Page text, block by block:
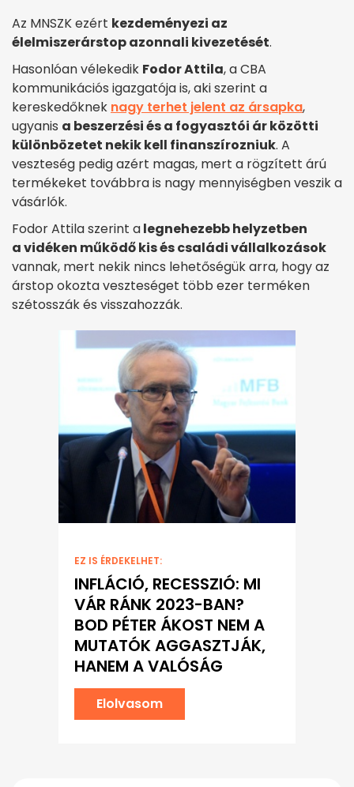
Az MNSZK ezért kezdeményezi az
élelmiszerárstop azonnali kivezetését.
Hasonlóan vélekedik Fodor Attila, a CBA
kommunikációs igazgatója is, aki szerint a
kereskedőknek nagy terhet jelent az ársapka,
ugyanis a beszerzési és a fogyasztói ár közötti
különbözetet nekik kell finanszírozniuk. A
veszteség pedig azért magas, mert a rögzített árú
termékeket továbbra is nagy mennyiségben veszik a
vásárlók.
Fodor Attila szerint alegnehezebb helyzetben
a vidéken működő kis és családi vállalkozások
vannak, mert nekik nincs lehetőségük arra, hogy az
árstop okozta veszteséget több ezer terméken
szétosszák és visszahozzák.
EZ IS ÉRDEKELHET:
INFLÁCIÓ, RECESSZIÓ: MI
VÁR RÁNK 2023-BAN?
BOD PÉTER ÁKOST NEM A
MUTATÓK AGGASZTJÁK,
HANEM A VALÓSÁG
Elolvasom